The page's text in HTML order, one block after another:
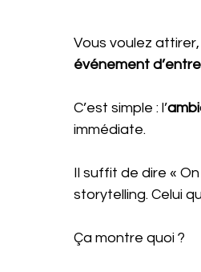
Vous voulez
événement
C’est simple : l’
immédiate.
Il suffit de dire «
storytelling. Celui
Ça montre quoi ?